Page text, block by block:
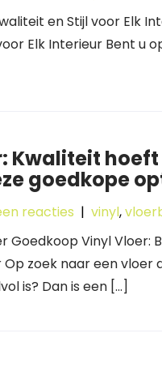
en Stijl voor Elk
Elk Interieur Bent u
Kwaliteit
goedkope
reacties | vinyl,
Goedkoop Vinyl Vloer:
Op zoek naar een vloer
is? Dan is een […]